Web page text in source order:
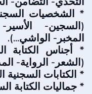
* الشخصيات
(السجين-
المخبر- الواشي...).
* أجناس الكتابة
(الشعر- الرواية-
* الكتابات السجنية
* جماليات الكتابة